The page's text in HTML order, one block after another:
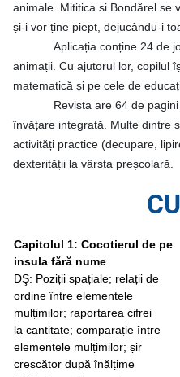
animale. Mititica si Bondărel se
și-i vor ține piept, dejucându-i
Aplicația conține 24 de
animații. Cu ajutorul lor, copilul
matematică și pe cele de
Revista are 64 de
învățare integrată. Multe dintre
activități practice (decupare,
dexterității la vârsta preșcolară.
Capitolul 1: Cocotierul de pe
insula fără nume
DŞ: Poziții spațiale; relații de
ordine între elementele
mulțimilor; raportarea cifrei
la cantitate; comparație între
elementele mulțimilor; șir
crescător după înălțime